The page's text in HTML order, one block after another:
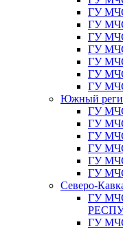
ГУ
ГУ
ГУ
ГУ
ГУ
ГУ
ГУ
Южный
ГУ
ГУ
ГУ
ГУ
ГУ
ГУ
Северо-
ГУ
ГУ